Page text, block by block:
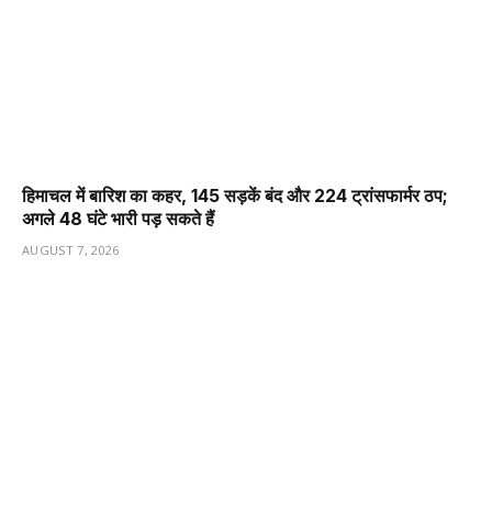
हिमाचल में बारिश का कहर, 145 सड़कें बंद और 224 ट्रांसफार्मर ठप;
अगले 48 घंटे भारी पड़ सकते हैं
AUGUST 7, 2026